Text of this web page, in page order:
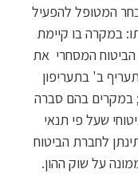
המטופל להפעיל
במקרה בו קיימת
המסחרי את
ב' בתעריפון
במקרים בהם סברה
שעל פי תנאי
לחברת הביטוח
על שוק ההון.